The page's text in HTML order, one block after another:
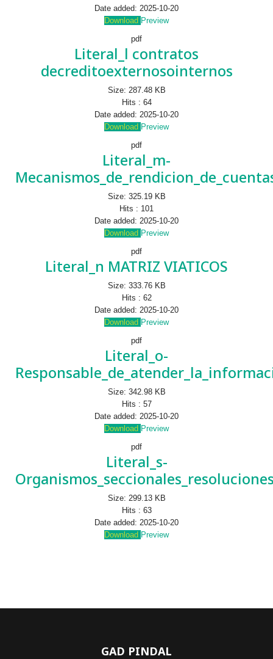
Date added: 2025-10-20
Download Preview
pdf
Literal_l contratos
decreditoexternosointernos
Size: 287.48 KB
Hits : 64
Date added: 2025-10-20
Download Preview
pdf
Literal_m-
Size: 325.19 KB
Hits : 101
Date added: 2025-10-20
Download Preview
pdf
Literal_n MATRIZ VIATICOS
Size: 333.76 KB
Hits : 62
Date added: 2025-10-20
Download Preview
pdf
Literal_o-
Size: 342.98 KB
Hits : 57
Date added: 2025-10-20
Download Preview
pdf
Literal_s-
Size: 299.13 KB
Hits : 63
Date added: 2025-10-20
Download Preview
GAD PINDAL